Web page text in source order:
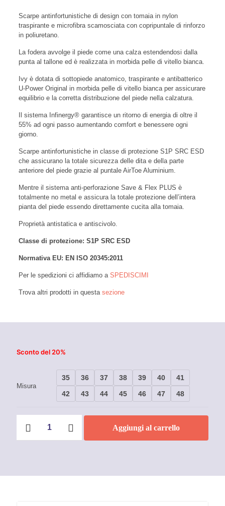
Scarpe antinfortunistiche di design con tomaia in nylon
traspirante e microfibra scamosciata con copripuntale di rinforzo
in poliuretano.
La fodera avvolge il piede come una calza estendendosi dalla
punta al tallone ed è realizzata in morbida pelle di vitello bianca.
Ivy è dotata di sottopiede anatomico, traspirante e antibatterico
U-Power Original in morbida pelle di vitello bianca per assicurare
equilibrio e la corretta distribuzione del piede nella calzatura.
Il sistema Infinergy® garantisce un ritorno di energia di oltre il
55% ad ogni passo aumentando comfort e benessere ogni
giorno.
Scarpe antinfortunistiche in classe di protezione S1P SRC ESD
che assicurano la totale sicurezza delle dita e della parte
anteriore del piede grazie al puntale AirToe Aluminium.
Mentre il sistema anti-perforazione Save & Flex PLUS è
totalmente no metal e assicura la totale protezione dell’intera
pianta del piede essendo direttamente cucita alla tomaia.
Proprietà antistatica e antiscivolo.
Classe di protezione: S1P SRC ESD
Normativa EU: EN ISO 20345:2011
Per le spedizioni ci affidiamo a SPEDISCIMI
Trova altri prodotti in questa sezione
Sconto del 20%
Misura
35 36 37 38 39 40
41
42
43 44 45 46 47 48
antinfortunistiche
U-
Ivy
Aggiungi al carrello